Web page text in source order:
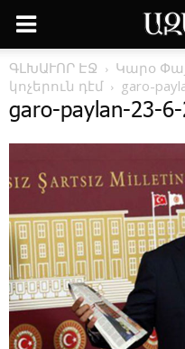
ԳԼԽԱՒՈՐ ԷՋ
Կա­րօ
կո­չե­րուն դէմ
garo-
garo-paylan-23-